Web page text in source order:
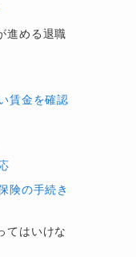
進める退職
賃金を確認
険の手続き
てはいけな